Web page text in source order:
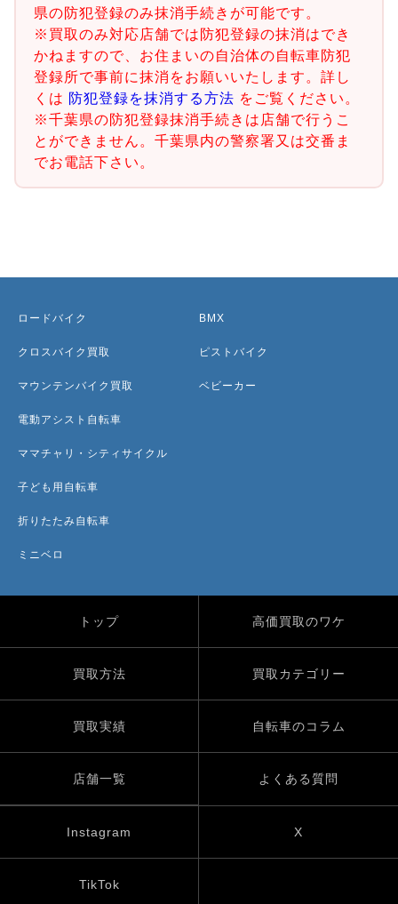
県の防犯登録のみ抹消手続きが可能です。
※買取のみ対応店舗では防犯登録の抹消はでき
かねますので、お住まいの自治体の自転車防犯
登録所で事前に抹消をお願いいたします。詳し
くは 防犯登録を抹消する方法 をご覧ください。
※千葉県の防犯登録抹消手続きは店舗で行うこ
とができません。千葉県内の警察署又は交番ま
でお電話下さい。
ロードバイク
クロスバイク買取
マウンテンバイク買取
電動アシスト自転車
ママチャリ・シティサイクル
子ども用自転車
折りたたみ自転車
ミニベロ
BMX
ピストバイク
ベビーカー
トップ 高価買取のワケ
買取方法 買取カテゴリー
買取実績 自転車のコラム
店舗一覧 よくある質問
Instagram X
TikTok